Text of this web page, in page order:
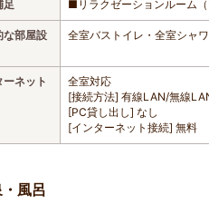
足 ■リラクゼーションルーム
な部屋設
全室バストイレ・全室シャ
ーネット
全室対応
[接続方法] 有線LAN/無線
[PC貸し出し] なし
[インターネット接続] 無料
風呂